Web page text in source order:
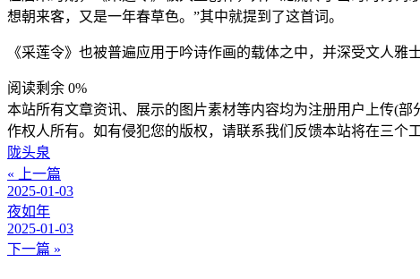
想朝来客，又是一年春草色。”其中就提到了这首词。
《采莲令》也被普遍应用于吟诗作画的载体之中，并深受文人雅
阅读剩余 0%
本站所有文章资讯、展示的图片素材等内容均为注册用户上传(
作权人所有。如有侵犯您的版权，请联系我们反馈本站将在三个
陇头泉
« 上一篇
2025-01-03
夜如年
2025-01-03
下一篇 »